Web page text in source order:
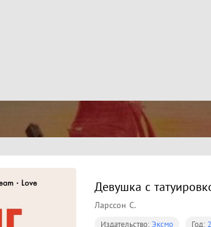
Девушка с
Ларссон С.
Издательство: Эксмо Год: